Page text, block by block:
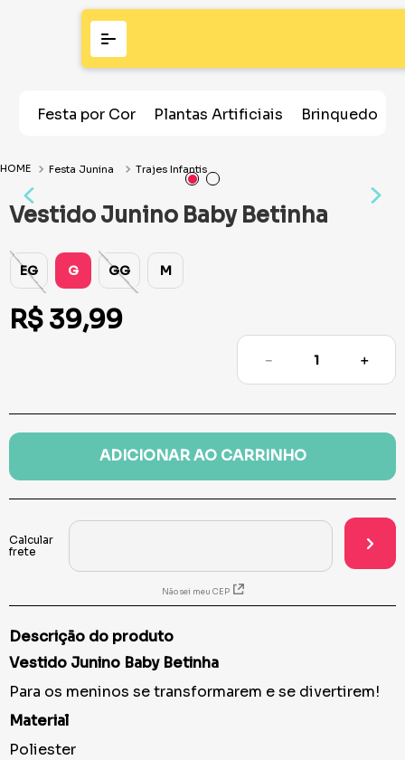
Festa por Cor Plantas Artificiais Brinquedos
Festa Junina Trajes Infantis
Vestido Junino Baby Betinha
EG G GG M
R$ 39,99
＋
－
ADICIONAR AO CARRINHO
Não sei meu CEP
Descrição do produto
Vestido Junino Baby Betinha
Para os meninos se transformarem e se divertirem!
Material
Poliester